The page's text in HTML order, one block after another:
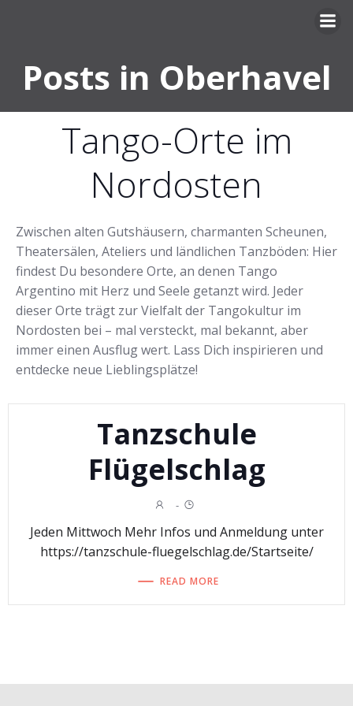
Posts in Oberhavel
Tango-Orte im
Nordosten
Zwischen alten Gutshäusern, charmanten Scheunen,
Theatersälen, Ateliers und ländlichen Tanzböden: Hier
findest Du besondere Orte, an denen Tango
Argentino mit Herz und Seele getanzt wird. Jeder
dieser Orte trägt zur Vielfalt der Tangokultur im
Nordosten bei – mal versteckt, mal bekannt, aber
immer einen Ausflug wert. Lass Dich inspirieren und
entdecke neue Lieblingsplätze!
Tanzschule
Flügelschlag
-
Jeden Mittwoch Mehr Infos und Anmeldung unter
https://tanzschule-fluegelschlag.de/Startseite/
READ MORE